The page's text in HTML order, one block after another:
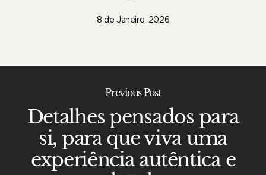
8 de Janeiro, 2026
Previous Post
Detalhes pensados para
si, para que viva uma
experiência autêntica e